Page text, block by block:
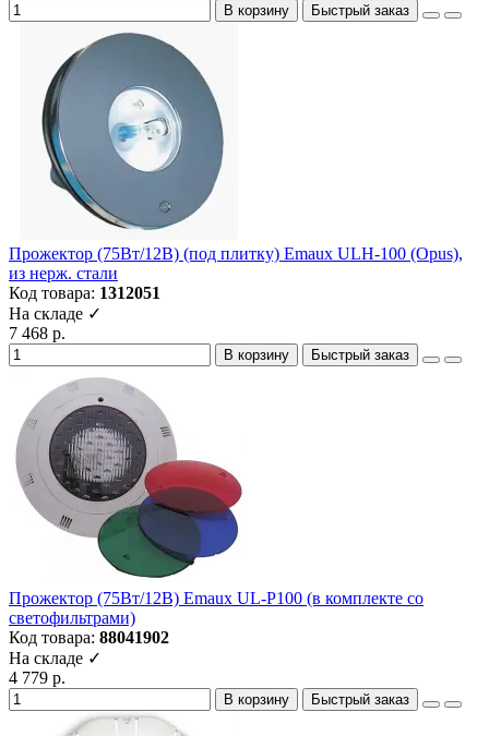
В корзину Быстрый заказ
Прожектор (75Вт/12В) (под плитку) Emaux ULH-100 (Opus),
из нерж. стали
Код товара: 1312051
На складе ✓
7 468 р.
В корзину Быстрый заказ
Прожектор (75Вт/12В) Emaux UL-P100 (в комплекте со
светофильтрами)
Код товара: 88041902
На складе ✓
4 779 р.
В корзину Быстрый заказ